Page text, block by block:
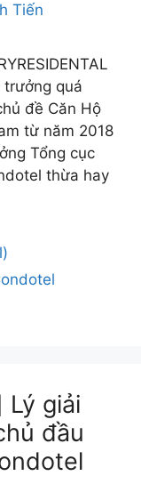
Tiến
quá
đề Căn Hộ
từ năm 2018
Tổng cục
thừa hay
Lý giải
đầu